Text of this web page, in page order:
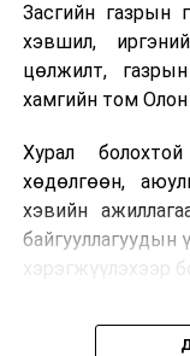
Засгийн газрын
хэвшил,
цөлжилт,
хамгийн том
Хурал
хөдөлгөөн,
хэвийн
байгууллагуудын
хэрэгжүүлэхээр
Цэцэрлэгийн